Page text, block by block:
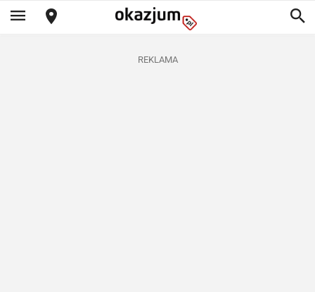
REKLAMA